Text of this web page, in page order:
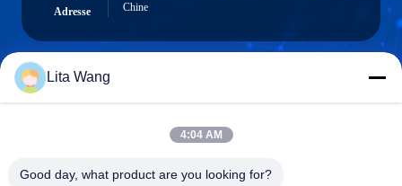
Adresse
Chine
lita@screenmeshnet.com
Lita Wang
4:04 AM
Good day, what product are you looking for?